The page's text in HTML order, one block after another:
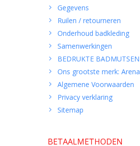
Gegevens
Ruilen / retourneren
Onderhoud badkleding
Samenwerkingen
BEDRUKTE BADMUTSEN
Ons grootste merk: Arena
Algemene Voorwaarden
Privacy verklaring
Sitemap
BETAALMETHODEN